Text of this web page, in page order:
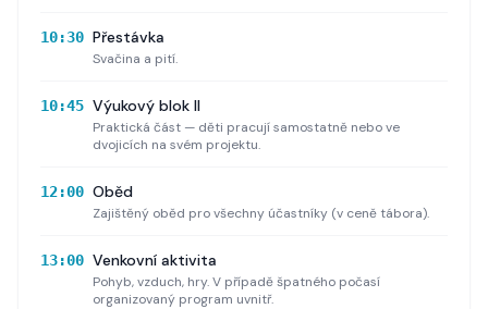
10:30 Přestávka
Svačina a pití.
10:45 Výukový blok II
Praktická část — děti pracují samostatně nebo ve
dvojicích na svém projektu.
12:00 Oběd
Zajištěný oběd pro všechny účastníky (v ceně tábora).
13:00 Venkovní aktivita
Pohyb, vzduch, hry. V případě špatného počasí
organizovaný program uvnitř.